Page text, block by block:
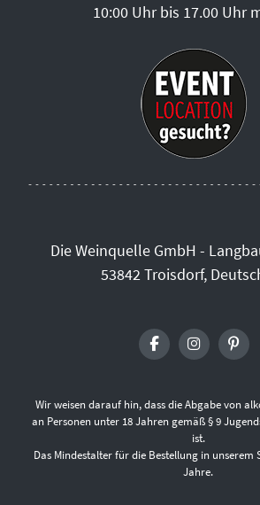
10:00 Uhr bis 17.00 Uhr
Die Weinquelle GmbH -
53842 Troisdorf,
Wir weisen darauf hin, dass die Abgabe von
an Personen unter 18 Jahren gemäß § 9
ist.
Das Mindestalter für die Bestellung in unserem
Jahre.